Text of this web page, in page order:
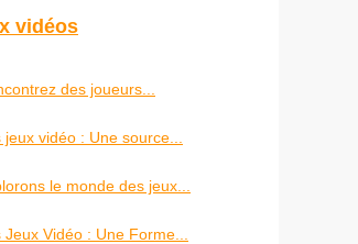
vidéos
des joueurs...
jeux vidéo : Une source...
le monde des jeux...
Jeux Vidéo : Une Forme...